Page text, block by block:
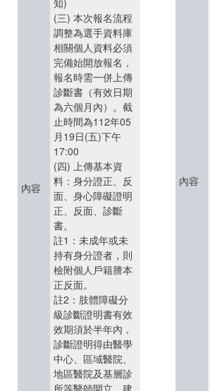
內容
知)
(三) 本次報名流程
調整為選手資料庫
相關個人資料必須
完備始開放報名，
報名時需一併上傳
診斷書（有效日期
為六個月內）。截
止時間為112年05
月19日(五)下午
17:00
(四) 上傳基本資
料：身分證正、反
面、身心障礙證明
正、反面、診斷
書。
註1：未成年或未
持有身分證者，則
檢附個人戶籍謄本
正反面。
註2：肢體障礙分
級診斷證明書有效
效期須於半年內，
診斷證明得由醫學
中心、區域醫院、
地區醫院及基層診
所等醫師開立，建
內容